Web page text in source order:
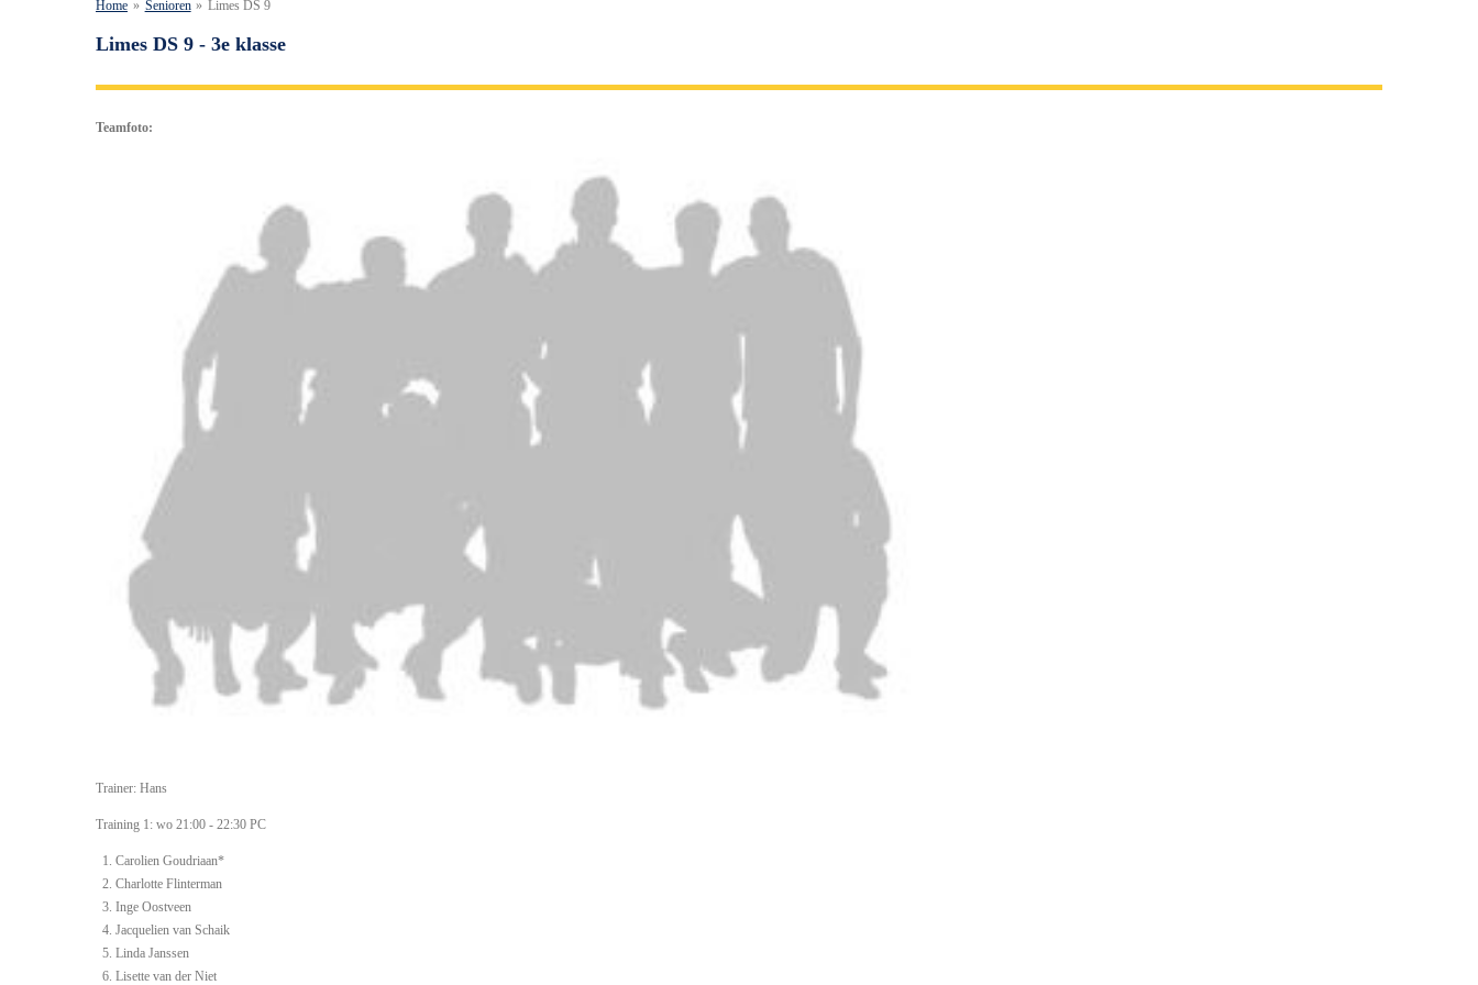
Home » Senioren » Limes DS 9
Limes DS 9 - 3e klasse
Teamfoto:
Trainer: Hans
Training 1: wo 21:00 - 22:30 PC
Carolien Goudriaan*
Charlotte Flinterman
Inge Oostveen
Jacquelien van Schaik
Linda Janssen
Lisette van der Niet